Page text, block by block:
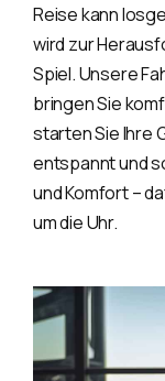
Reise kann
wird zur
Spiel. Unsere
bringen Sie
starten Sie Ihre
entspannt und
und Komfort –
um die Uhr.